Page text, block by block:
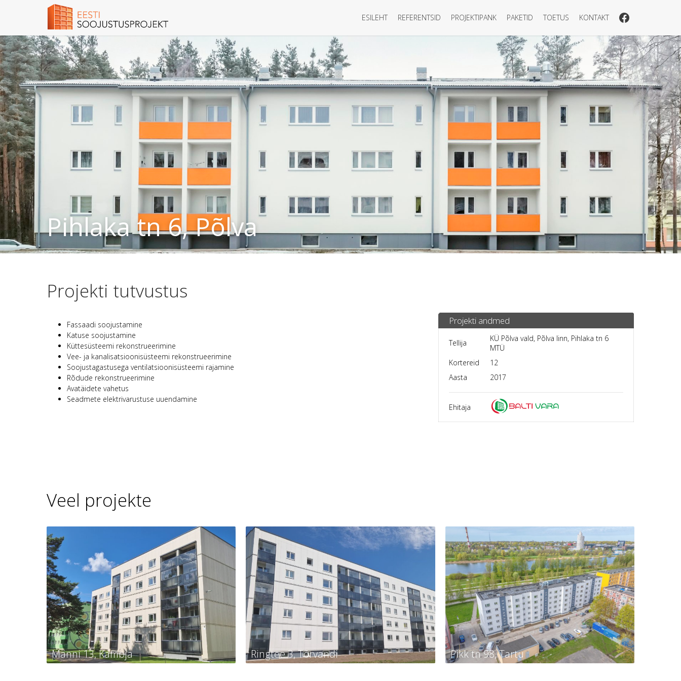
ESILEHT REFERENTSID PROJEKTIPANK PAKETID TOETUS KONTAKT
Pihlaka tn 6, Põlva
Projekti tutvustus
Fassaadi soojustamine
Katuse soojustamine
Küttesüsteemi rekonstrueerimine
Vee- ja kanalisatsioonisüsteemi rekonstrueerimine
Soojustagastusega ventilatsioonisüsteemi rajamine
Rõdude rekonstrueerimine
Avatäidete vahetus
Seadmete elektrivarustuse uuendamine
Projekti andmed
Tellija
KÜ Põlva vald, Põlva linn, Pihlaka tn 6
MTÜ
Kortereid
12
Aasta
2017
Ehitaja
Veel projekte
Männi 13, Kambja Ringtee 3, Tõrvandi Pikk tn 98, Tartu